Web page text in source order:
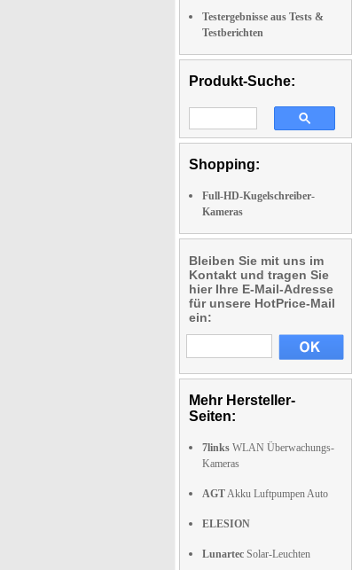
Testergebnisse aus Tests &
Testberichten
Produkt-Suche:
Shopping:
Full-HD-Kugelschreiber-
Kameras
Bleiben Sie mit uns im
Kontakt und tragen Sie
hier Ihre E-Mail-Adresse
für unsere HotPrice-Mail
ein:
Mehr Hersteller-
Seiten:
7links WLAN Überwachungs-
Kameras
AGTAkku Luftpumpen Auto
ELESION
Lunartec Solar-Leuchten